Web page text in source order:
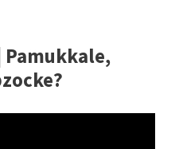
Pamukkale,